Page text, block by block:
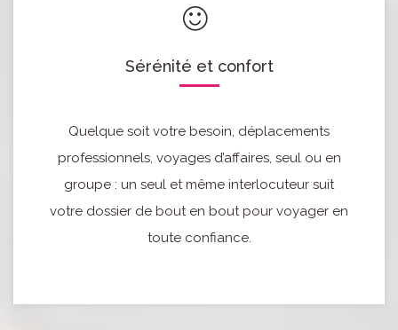
Sérénité et confort
Quelque soit votre besoin, déplacements
professionnels, voyages d’affaires, seul ou en
groupe : un seul et même interlocuteur suit
votre dossier de bout en bout pour voyager en
toute confiance.